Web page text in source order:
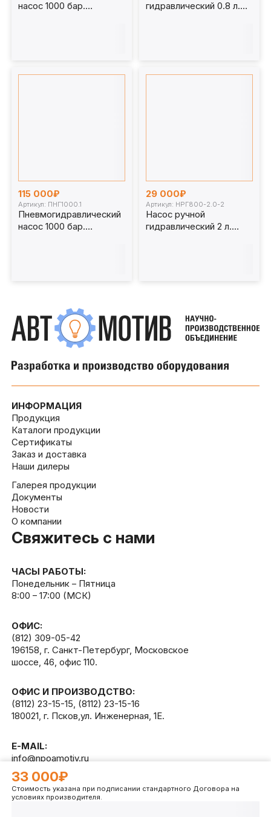
33 000₽
Стоимость указана при подписании стандартного Договора на
условиях производителя.
насос 1000 бар.
гидравлический 0.8 л.
115 000₽
Артикул: ПНГ1000.1
Пневмогидравлический
насос 1000 бар.
29 000₽
Артикул: НРГ800-2.0-2
Насос ручной
гидравлический 2 л.
ИНФОРМАЦИЯ
Продукция
Каталоги продукции
Сертификаты
Заказ и доставка
Наши дилеры
Галерея продукции
Документы
Новости
О компании
Свяжитесь с нами
ЧАСЫ РАБОТЫ:
Понедельник – Пятница
8:00 – 17:00 (МСК)
ОФИС:
(812) 309-05-42
196158, г. Санкт-Петербург, Московское
шоссе, 46, офис 110.
ОФИС И ПРОИЗВОДСТВО:
(8112) 23-15-15, (8112) 23-15-16
180021, г. Псков,ул. Инженерная, 1Е.
E-MAIL:
info@npoamotiv.ru
Разработано вWEBCETERA